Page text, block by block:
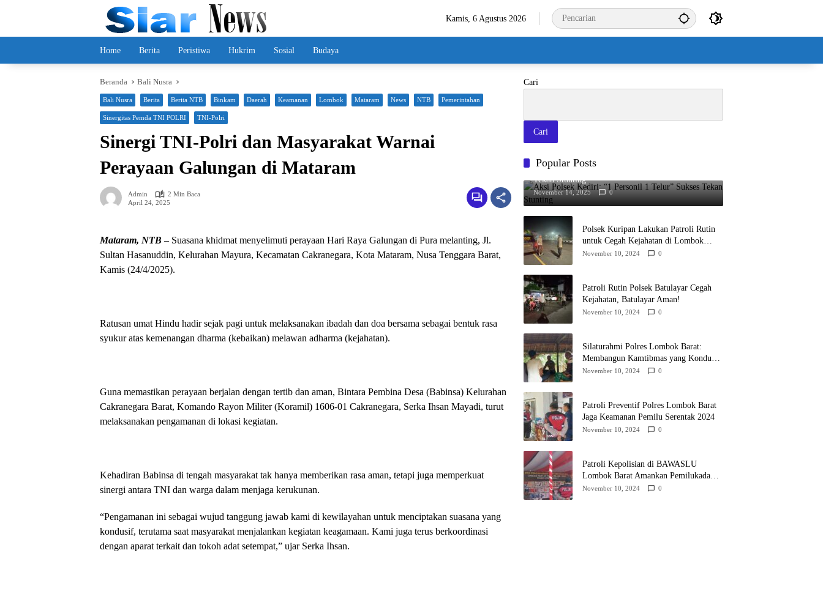
Kamis, 6 Agustus 2026
Home Berita Peristiwa Hukrim Sosial Budaya
Beranda Bali Nusra
Bali Nusra Berita Berita NTB Binkam Daerah Keamanan Lombok Mataram News NTB Pemerintahan
Sinergitas Pemda TNI POLRI TNI-Polri
Sinergi TNI-Polri dan Masyarakat Warnai
Perayaan Galungan di Mataram
Admin
2 Min Baca
April 24, 2025
Mataram, NTB – Suasana khidmat menyelimuti perayaan Hari Raya Galungan di Pura melanting, Jl.
Sultan Hasanuddin, Kelurahan Mayura, Kecamatan Cakranegara, Kota Mataram, Nusa Tenggara Barat,
Kamis (24/4/2025).
Ratusan umat Hindu hadir sejak pagi untuk melaksanakan ibadah dan doa bersama sebagai bentuk rasa
syukur atas kemenangan dharma (kebaikan) melawan adharma (kejahatan).
Guna memastikan perayaan berjalan dengan tertib dan aman, Bintara Pembina Desa (Babinsa) Kelurahan
Cakranegara Barat, Komando Rayon Militer (Koramil) 1606-01 Cakranegara, Serka Ihsan Mayadi, turut
melaksanakan pengamanan di lokasi kegiatan.
Kehadiran Babinsa di tengah masyarakat tak hanya memberikan rasa aman, tetapi juga memperkuat
sinergi antara TNI dan warga dalam menjaga kerukunan.
“Pengamanan ini sebagai wujud tanggung jawab kami di kewilayahan untuk menciptakan suasana yang
kondusif, terutama saat masyarakat menjalankan kegiatan keagamaan. Kami juga terus berkoordinasi
dengan aparat terkait dan tokoh adat setempat,” ujar Serka Ihsan.
Cari
Cari
Popular Posts
Aksi Polsek Kediri: “1 Personil 1 Telur” Sukses
Tekan Stunting
November 14, 2025 0
Polsek Kuripan Lakukan Patroli Rutin
untuk Cegah Kejahatan di Lombok
Barat
November 10, 2024 0
Patroli Rutin Polsek Batulayar Cegah
Kejahatan, Batulayar Aman!
November 10, 2024 0
Silaturahmi Polres Lombok Barat:
Membangun Kamtibmas yang Kondusif
untuk Pilkada 2024
November 10, 2024 0
Patroli Preventif Polres Lombok Barat
Jaga Keamanan Pemilu Serentak 2024
November 10, 2024 0
Patroli Kepolisian di BAWASLU
Lombok Barat Amankan Pemilukada
2024
November 10, 2024 0